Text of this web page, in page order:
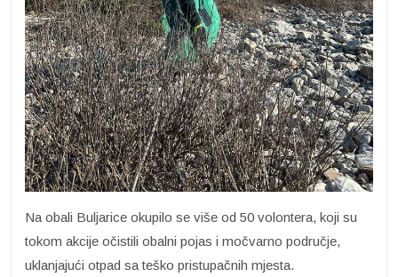
Na obali Buljarice okupilo se više od 50 volontera, koji su
tokom akcije očistili obalni pojas i močvarno područje,
uklanjajući otpad sa teško pristupačnih mjesta.